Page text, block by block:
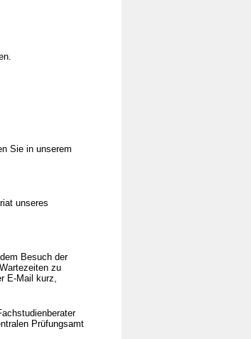
Sie in unserem
unseres
dem Besuch der
zu
E-Mail kurz,
Prüfungsamt